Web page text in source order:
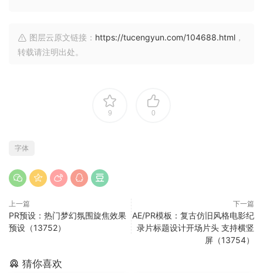
图层云原文链接： https://tucengyun.com/104688.html ，
转载请注明出处。
9 0
字体
上一篇
PR预设：热门梦幻氛围旋焦效果
预设（13752）
下一篇
AE/PR模板：复古仿旧风格电影纪
录片标题设计开场片头 支持横竖
屏（13754）
猜你喜欢